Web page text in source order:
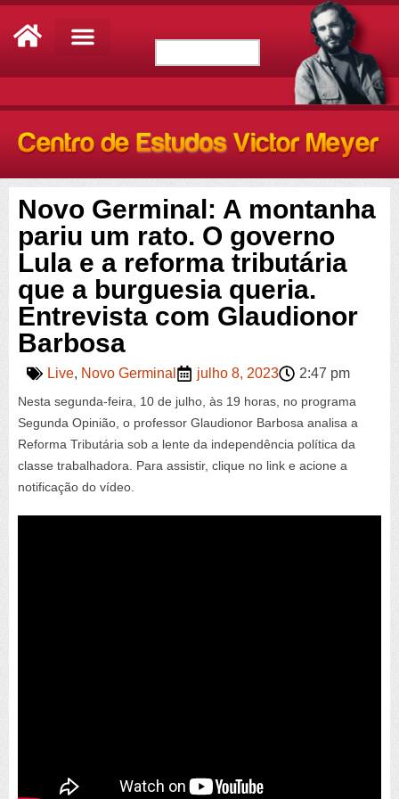
Novo Germinal: A montanha
pariu um rato. O governo
Lula e a reforma tributária
que a burguesia queria.
Entrevista com Glaudionor
Barbosa
Live, Novo Germinal julho 8, 2023 2:47 pm
Nesta segunda-feira, 10 de julho, às 19 horas, no programa
Segunda Opinião, o professor Glaudionor Barbosa analisa a
Reforma Tributária sob a lente da independência política da
classe trabalhadora. Para assistir, clique no link e acione a
notificação do vídeo.